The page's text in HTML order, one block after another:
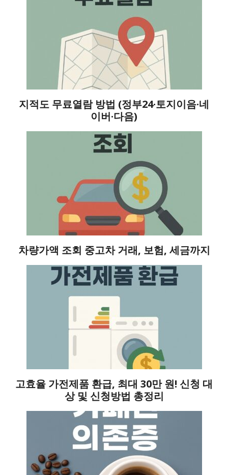
지적도 무료열람 방법 (정부24·토지이음·네
이버·다음)
차량가액 조회 중고차 거래, 보험, 세금까지
고효율 가전제품 환급, 최대 30만 원! 신청 대
상 및 신청방법 총정리